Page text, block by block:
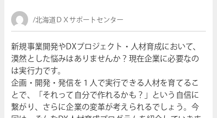
/北海道ＤＸサポートセンター
新規事業開発やDXプロジェクト・人材育成において、
漠然とした悩みはありませんか？現在企業に必要なの
は実行力です。
企画・開発・発信を１人で実行できる人材を育てるこ
とで、「それって自分で作れるかも？」という自信に
繋がり、さらに企業の変革が考えられるでしょう。今